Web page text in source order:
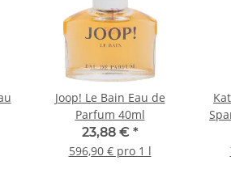
Joop! Le Bain Eau de
Parfum 40ml
23,88 € *
596,90 € pro 1 l